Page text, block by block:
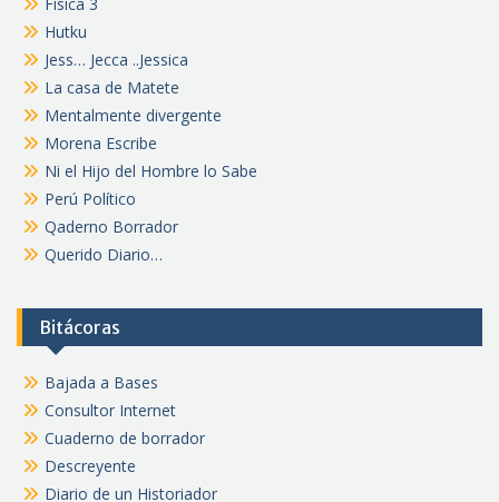
Hutku
Jess… Jecca ..Jessica
La casa de Matete
Mentalmente divergente
Morena Escribe
Ni el Hijo del Hombre lo Sabe
Perú Político
Qaderno Borrador
Querido Diario…
Bitácoras
Bajada a Bases
Consultor Internet
Cuaderno de borrador
Descreyente
Diario de un Historiador